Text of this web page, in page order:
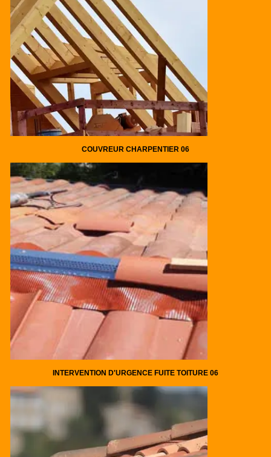
COUVREUR CHARPENTIER 06
INTERVENTION D'URGENCE FUITE TOITURE 06